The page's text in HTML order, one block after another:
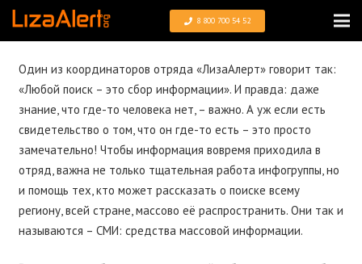
8 800 700 54 52
Один из координаторов отряда «ЛизаАлерт» говорит так:
«Любой поиск – это сбор информации». И правда: даже
знание, что где-то человека нет, – важно. А уж если есть
свидетельство о том, что он где-то есть – это просто
замечательно! Чтобы информация вовремя приходила в
отряд, важна не только тщательная работа инфогруппы, но
и помощь тех, кто может рассказать о поиске всему
региону, всей стране, массово её распространить. Они так и
называются – СМИ: средства массовой информации.